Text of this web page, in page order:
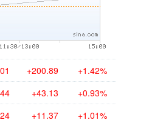
+200.89 +1.42%
+43.13 +0.93%
+11.37 +1.01%